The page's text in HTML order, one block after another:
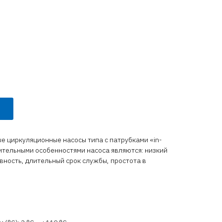
циркуляционные насосы типа с патрубками «in-
особенностями насоса являются: низкий
длительный срок службы, простота в